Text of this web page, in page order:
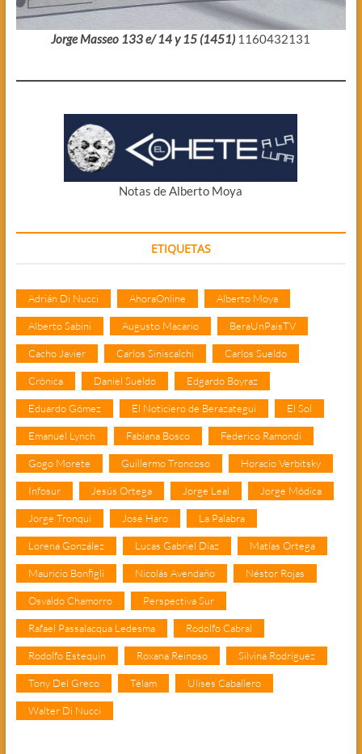
Jorge Masseo 133 e/ 14 y 15 (1451) 1160432131
Notas de Alberto Moya
ETIQUETAS
Adrián Di Nucci AhoraOnline Alberto Moya
Alberto Sabini Augusto Macario BeraUnPaisTV
Cacho Javier Carlos Siniscalchi Carlos Sueldo
Crónica Daniel Sueldo Edgardo Boyraz
Eduardo Gómez El Noticiero de Berazategui El Sol
Emanuel Lynch Fabiana Bosco Federico Ramondi
Gogo Morete Guillermo Troncoso Horacio Verbitsky
Infosur Jesús Ortega Jorge Leal Jorge Módica
Jorge Tronqui José Haro La Palabra
Lorena González Lucas Gabriel Díaz Matías Ortega
Mauricio Bonfigli Nicolás Avendaño Néstor Rojas
Osvaldo Chamorro Perspectiva Sur
Rafael Passalacqua Ledesma Rodolfo Cabral
Rodolfo Estequin Roxana Reinoso Silvina Rodríguez
Tony Del Greco Télam Ulises Caballero
Walter Di Nucci